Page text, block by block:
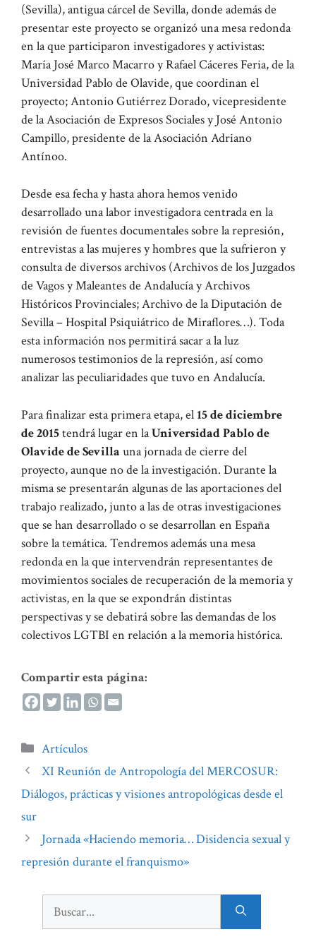
(Sevilla), antigua cárcel de Sevilla, donde además de
presentar este proyecto se organizó una mesa redonda
en la que participaron investigadores y activistas:
María José Marco Macarro y Rafael Cáceres Feria, de la
Universidad Pablo de Olavide, que coordinan el
proyecto; Antonio Gutiérrez Dorado, vicepresidente
de la Asociación de Expresos Sociales y José Antonio
Campillo, presidente de la Asociación Adriano
Antínoo.
Desde esa fecha y hasta ahora hemos venido
desarrollado una labor investigadora centrada en la
revisión de fuentes documentales sobre la represión,
entrevistas a las mujeres y hombres que la sufrieron y
consulta de diversos archivos (Archivos de los Juzgados
de Vagos y Maleantes de Andalucía y Archivos
Históricos Provinciales; Archivo de la Diputación de
Sevilla – Hospital Psiquiátrico de Miraflores…). Toda
esta información nos permitirá sacar a la luz
numerosos testimonios de la represión, así como
analizar las peculiaridades que tuvo en Andalucía.
Para finalizar esta primera etapa, el15 de diciembre
de 2015tendrá lugar en laUniversidad Pablo de
Olavide de Sevilla una jornada de cierre del
proyecto, aunque no de la investigación. Durante la
misma se presentarán algunas de las aportaciones del
trabajo realizado, junto a las de otras investigaciones
que se han desarrollado o se desarrollan en España
sobre la temática. Tendremos además una mesa
redonda en la que intervendrán representantes de
movimientos sociales de recuperación de la memoria y
activistas, en la que se expondrán distintas
perspectivas y se debatirá sobre las demandas de los
colectivos LGTBI en relación a la memoria histórica.
Compartir esta página:
Categorías
Artículos
XI Reunión de Antropología del MERCOSUR:
Diálogos, prácticas y visiones antropológicas desde el
sur
Jornada «Haciendo memoria… Disidencia sexual y
represión durante el franquismo»